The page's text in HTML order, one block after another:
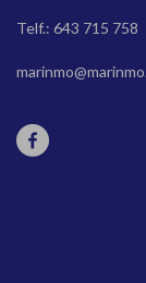
Telf.: 643 715 758